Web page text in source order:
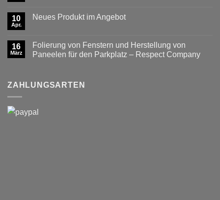
Angebot
–
Fun
Color
schwarzer
Wunschtext
Neues
10
Apr.
Neues Produkt im Angebot
Neues
Produkt
im
16
März
Folierung von Fenstern und Herstellung von
Paneelen für den Parkplatz – Respect Company
Folierung
von
Herstellung
von
ZAHLUNGSARTEN